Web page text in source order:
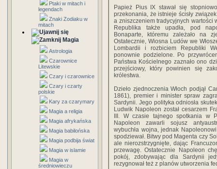
Ptaki w mitach i
legendach
Znaki Zodiaku w
mitach
Magia
Astrologia
Czarownice
Litewskie
Czary i czarownice
Czary i czarty
polskie
Kary za czarymary
Magia a religia
Magia afrykańska
Magia babilońska
Magia podbija świat
Magia w islamie
Magia w
średniowieczu
Papież Pius IX stawał się
przekonania, że istnieje ścisły
a zniszczeniem tradycyjnych wartości
Republika także upadła, pod
Bonaparte, któremu zależało na
Ostatecznie, Wiosna Ludów we
Lombardii i rozbiciem Republiki
ponownie podzielone. Po
Państwa Kościelnego zaznało ono
przejściowy, który powinien się
królestwa.
Dzieło zjednoczenia Włoch podjął
1861), premier i minister spraw
Sardynii. Jego polityka odniosła
Ludwik Napoleon został cesarzem
III. W czasie tajnego spotkania w
Napoleon zawarli sojusz
wybuchła wojna, jednak
spodziewał. Bitwy pod Magenta czy
ale nierozstrzygnięte, dając
przewagę. Ostatecznie Napoleon
pokój, zdobywając dla Sardynii
rezygnował też z planów utworzenia